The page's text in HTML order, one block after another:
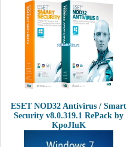
ESET NOD32 Antivirus / Smart
Security v8.0.319.1 RePack by
KpoJIuK